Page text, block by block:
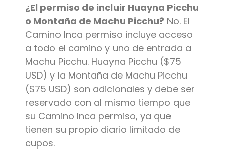
¿El permiso de incluir Huayna Picchu
o Montaña de Machu Picchu? No. El
Camino Inca permiso incluye acceso
a todo el camino y uno de entrada a
Machu Picchu. Huayna Picchu ($75
USD) y la Montaña de Machu Picchu
($75 USD) son adicionales y debe ser
reservado con al mismo tiempo que
su Camino Inca permiso, ya que
tienen su propio diario limitado de
cupos.